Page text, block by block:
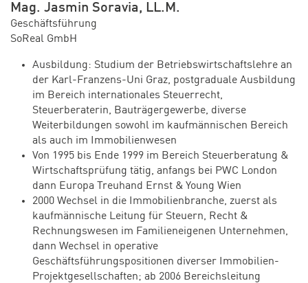
Mag. Jasmin Soravia, LL.M.
Geschäftsführung
SoReal GmbH
Ausbildung: Studium der Betriebswirtschaftslehre an
der Karl-Franzens-Uni Graz, postgraduale Ausbildung
im Bereich internationales Steuerrecht,
Steuerberaterin, Bauträgergewerbe, diverse
Weiterbildungen sowohl im kaufmännischen Bereich
als auch im Immobilienwesen
Von 1995 bis Ende 1999 im Bereich Steuerberatung &
Wirtschaftsprüfung tätig, anfangs bei PWC London
dann Europa Treuhand Ernst & Young Wien
2000 Wechsel in die Immobilienbranche, zuerst als
kaufmännische Leitung für Steuern, Recht &
Rechnungswesen im Familieneigenen Unternehmen,
dann Wechsel in operative
Geschäftsführungspositionen diverser Immobilien-
Projektgesellschaften; ab 2006 Bereichsleitung